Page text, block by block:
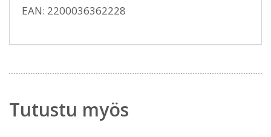
EAN: 2200036362228
Tutustu myös